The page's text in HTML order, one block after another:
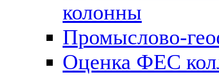
колонны
Промыслово-
Оценка ФЕС